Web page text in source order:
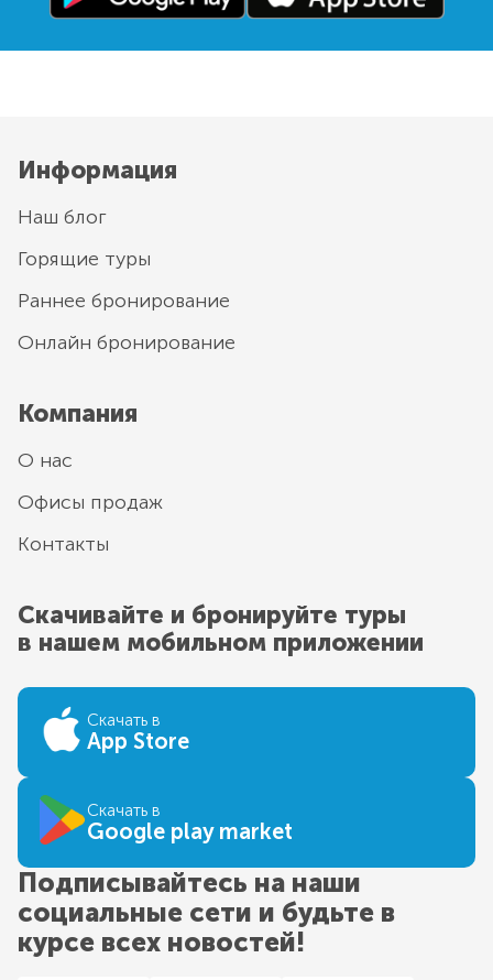
Информация
Наш блог
Горящие туры
Раннее бронирование
Онлайн бронирование
Компания
О нас
Офисы продаж
Контакты
Скачивайте и бронируйте туры
в нашем мобильном приложении
Скачать в
App Store
Скачать в
Google play market
Подписывайтесь на наши
социальные сети и будьте в
курсе всех новостей!